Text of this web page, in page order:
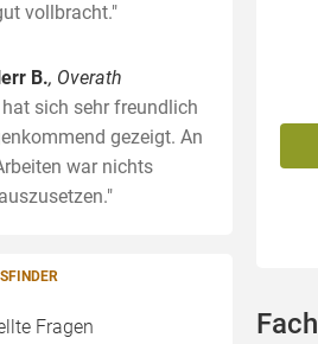
vollbracht."
B., Overath
sich sehr freundlich
gezeigt. An
war nichts
auszusetzen."
Fragen